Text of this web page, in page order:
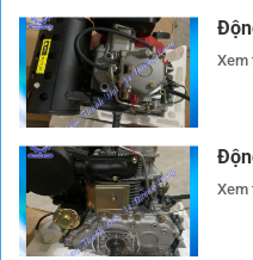
Xem
Xem